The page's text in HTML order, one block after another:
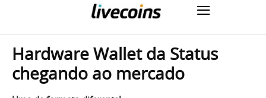
Hardware Wallet da Status
chegando ao mercado